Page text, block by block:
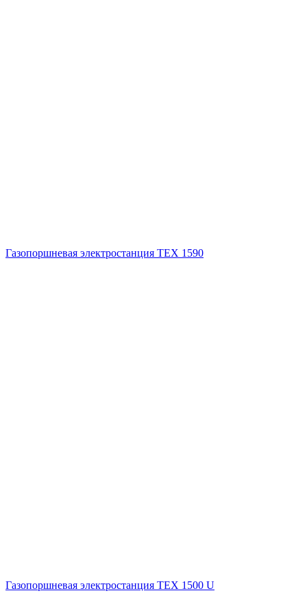
Газопоршневая электростанция ТЕХ 1590
Газопоршневая электростанция ТЕХ 1500 U